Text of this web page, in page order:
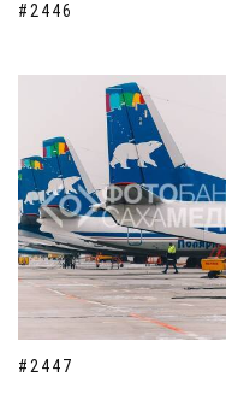
#2446
#2447